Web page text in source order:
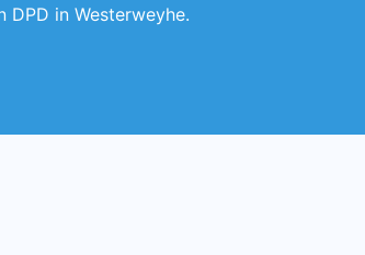
DPD in Westerweyhe.